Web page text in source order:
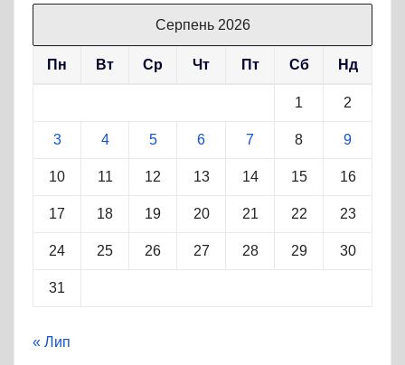
Серпень 2026
Пн Вт Ср Чт Пт Сб Нд
1 2
3 4 5 6 7 8 9
10 11 12 13 14 15 16
17 18 19 20 21 22 23
24 25 26 27 28 29 30
31
« Лип